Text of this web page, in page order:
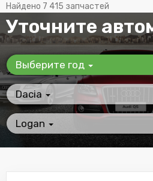
Найдено 7 415 запчастей
Уточните
Выберите год
Dacia
Logan